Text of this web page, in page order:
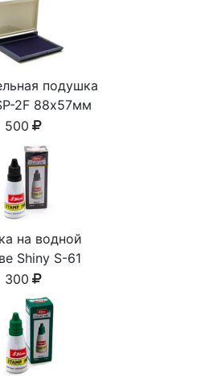
подушка
2F 88х57мм
500
на водной
Shiny S-61
28ml
300